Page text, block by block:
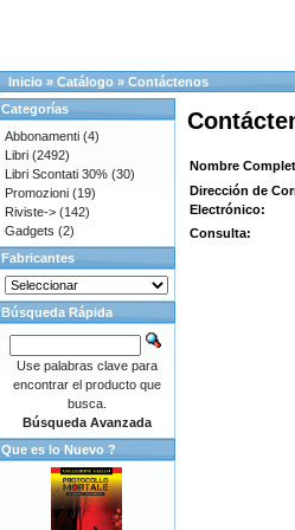
Inicio » Catálogo » Contáctenos
Nombre
Dirección de
Electrónico:
Consulta:
Categorías
Abbonamenti (4)
Libri (2492)
Libri Scontati 30% (30)
Promozioni (19)
Riviste-> (142)
Gadgets (2)
Fabricantes
Búsqueda Rápida
Use palabras clave para
encontrar el producto que
busca.
Búsqueda Avanzada
Que es lo Nuevo ?